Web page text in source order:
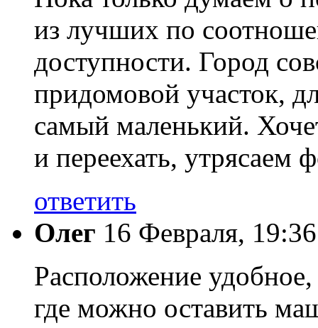
из лучших по
доступности. Город
придомовой участок,
самый маленький.
и переехать, утрясаем
ответить
Олег 16 Февраля, 19:36
Расположение
где можно оставить